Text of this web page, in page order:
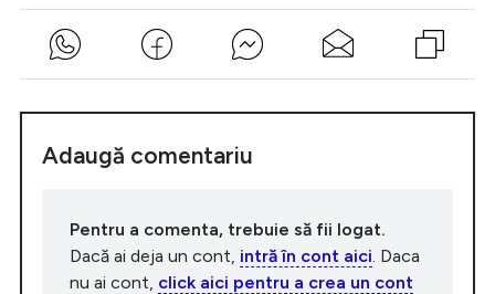
Adaugă comentariu
Pentru a comenta, trebuie să fii logat.
Dacă ai deja un cont, intră în cont aici . Daca
nu ai cont, click aici pentru a crea un cont